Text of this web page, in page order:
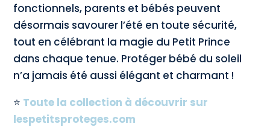
fonctionnels, parents et bébés peuvent
désormais savourer l’été en toute sécurité,
tout en célébrant la magie du Petit Prince
dans chaque tenue. Protéger bébé du soleil
n’a jamais été aussi élégant et charmant !
⭐ Toute la collection à découvrir sur
lespetitsproteges.com